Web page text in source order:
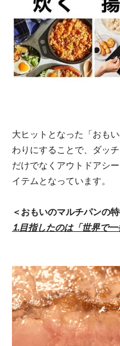
大ヒットとなった「おも
わりにすることで、ダッ
だけでなくアウトドアシ
イテムとなっています。
＜おもいのマルチパンの
1.目指したのは「世界で